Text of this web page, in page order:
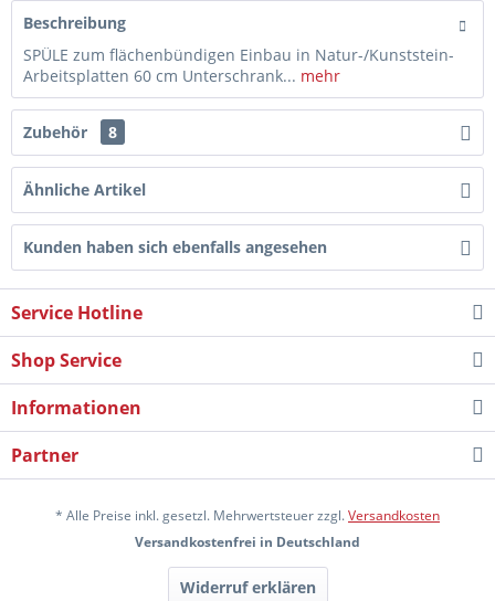
Beschreibung
SPÜLE zum flächenbündigen Einbau in Natur-/Kunststein-
Arbeitsplatten 60 cm Unterschrank... mehr
Zubehör 8
Ähnliche Artikel
Kunden haben sich ebenfalls angesehen
Service Hotline
Shop Service
Informationen
Partner
* Alle Preise inkl. gesetzl. Mehrwertsteuer zzgl.Versandkosten
Versandkostenfrei in Deutschland
Widerruf erklären